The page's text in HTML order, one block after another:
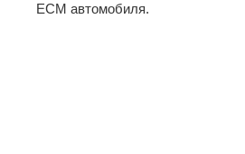
ECM автомобиля.